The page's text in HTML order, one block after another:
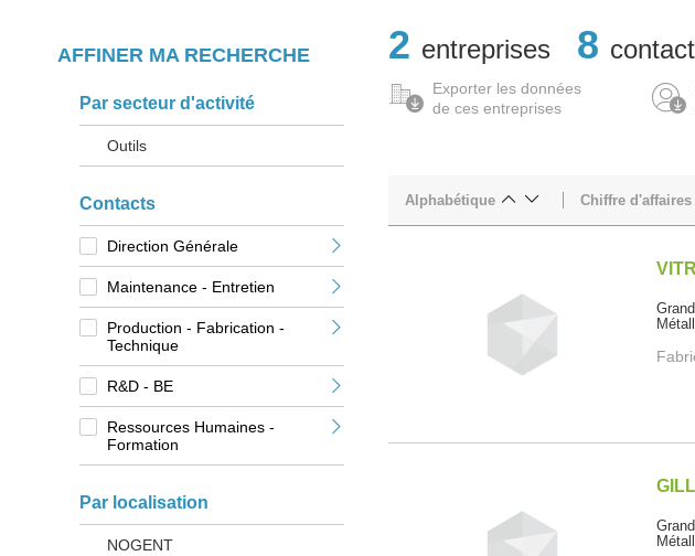
AFFINER MA RECHERCHE
Par secteur d'activité
Outils
Contacts
Direction Générale
Maintenance - Entretien
Production - Fabrication -
Technique
R&D - BE
Ressources Humaines -
Formation
Par localisation
NOGENT
2 entreprises 8
Exporter les données
de ces entreprises
Alphabétique Chiffre d'affaires